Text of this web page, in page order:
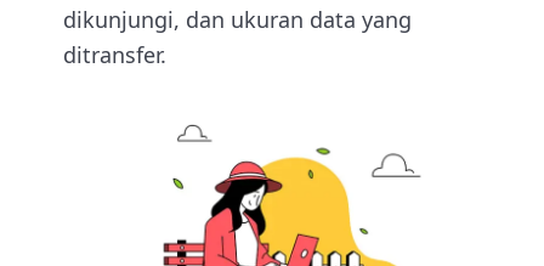
dikunjungi, dan ukuran data yang
ditransfer.